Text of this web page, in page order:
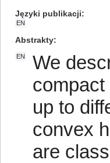
Języki publikacji
EN
Abstrakty
EN
We
up to
convex
are